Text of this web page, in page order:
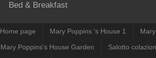
Bed & Breakfast
Home page Mary Poppins 's House 1
Mary Poppins's House Garden Salotto